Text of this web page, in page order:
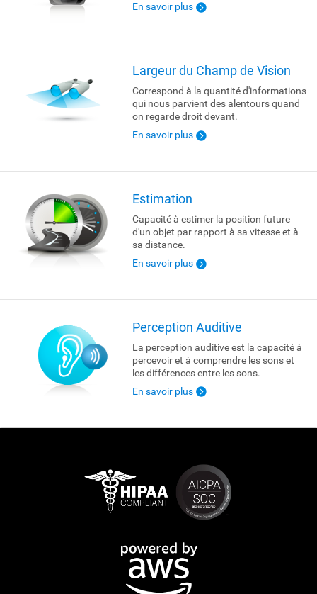
En savoir plus
Largeur du Champ de Vision
Correspond à la quantité d'informations
qui nous parvient des alentours quand
on regarde droit devant.
En savoir plus
Estimation
Capacité à estimer la position future
d'un objet par rapport à sa vitesse et à
sa distance.
En savoir plus
Perception Auditive
La perception auditive est la capacité à
percevoir et à comprendre les sons et
les différences entre les sons.
En savoir plus